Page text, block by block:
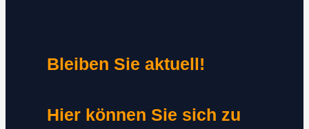
Bleiben Sie aktuell!
Hier können Sie sich zu